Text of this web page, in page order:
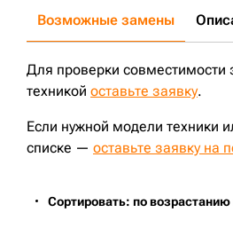
Возможные замены
Для проверки совместимости
техникой оставьте заявку.
Если нужной модели техники
списке — оставьте заявку на
Сортировать: по